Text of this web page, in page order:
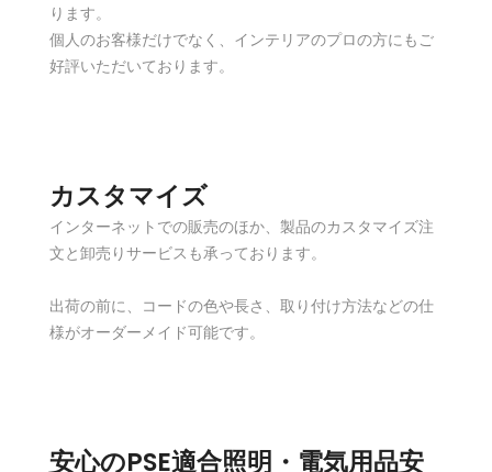
ります。
個人のお客様だけでなく、インテリアのプロの方にもご
好評いただいております。
カスタマイズ
インターネットでの販売のほか、製品のカスタマイズ注
文と卸売りサービスも承っております。
出荷の前に、コードの色や長さ、取り付け方法などの仕
様がオーダーメイド可能です。
安心のPSE適合照明・電気用品安